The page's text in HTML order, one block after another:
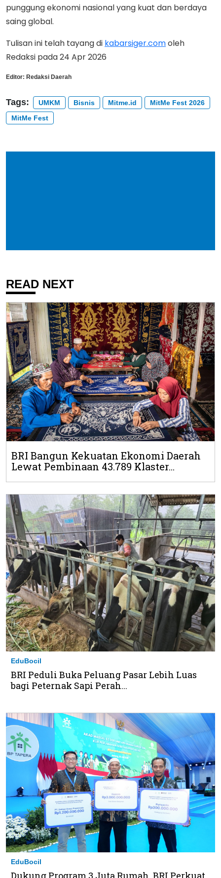
punggung ekonomi nasional yang kuat dan berdaya
saing global.
Tulisan ini telah tayang di kabarsiger.comoleh
Redaksi pada 24 Apr 2026
Editor: Redaksi Daerah
Tags: UMKM Bisnis Mitme.id
MitMe Fest 2026
MitMe Fest
READ NEXT
BRI Bangun Kekuatan Ekonomi Daerah
Lewat Pembinaan 43.789 Klaster...
EduBocil
BRI Peduli Buka Peluang Pasar Lebih Luas
bagi Peternak Sapi Perah...
EduBocil